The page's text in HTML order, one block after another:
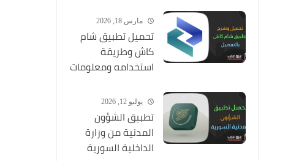
مارس 18, 2026
تحميل تطبيق شام
كاش وطريقة
استخدامه ومعلومات
يوليو 12, 2026
تطبيق الشؤون
المدنية من وزارة
الداخلية السورية